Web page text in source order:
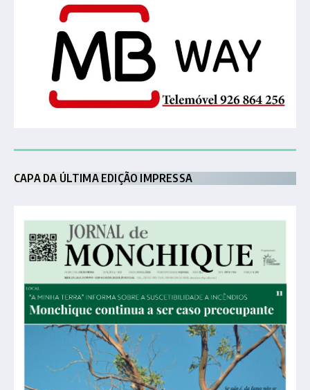
CAPA DA ÚLTIMA EDIÇÃO IMPRESSA